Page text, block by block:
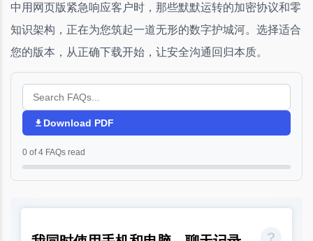
中用网页版紧急响应客户时，那些默默运转的加密协议和零
知识架构，正在为您筑起一道无形的数字护城河。选择适合
您的版本，从正确下载开始，让安全沟通回归本质。
Download PDF
0 of 4 FAQs read